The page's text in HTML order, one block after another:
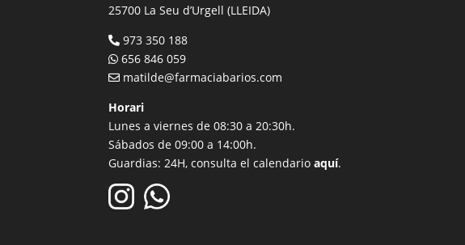
25700 La Seu d’Urgell (LLEIDA)
973 350 188
656 846 059
matilde@farmaciabarios.com
Horari
Lunes a viernes de 08:30 a 20:30h.
Sábados de 09:00 a 14:00h.
Guardias: 24H, consulta el calendarioaquí.